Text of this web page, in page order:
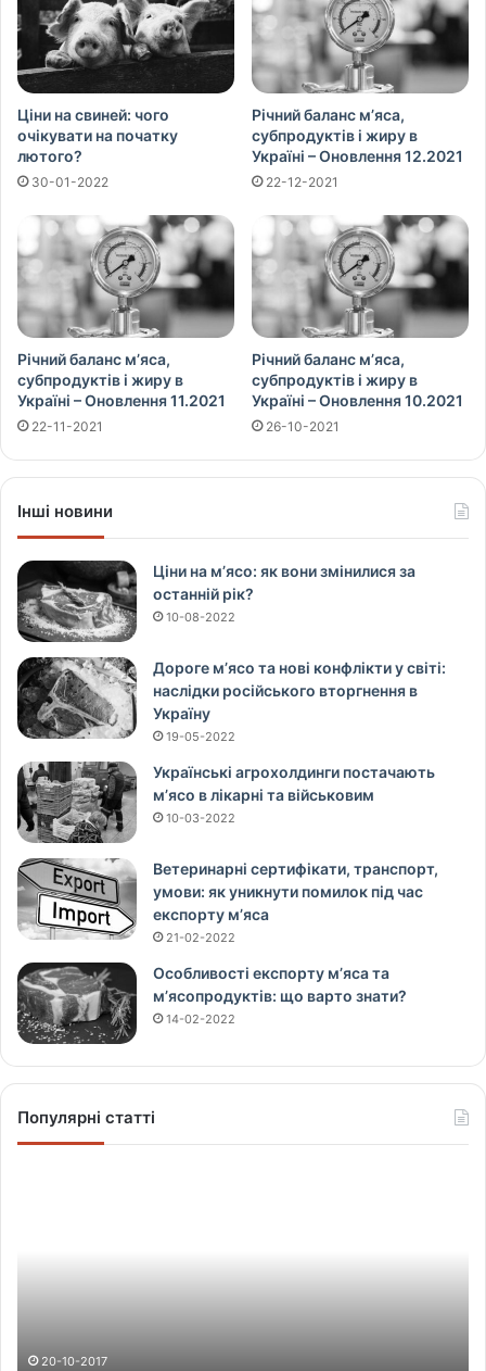
Ціни на свиней: чого
очікувати на початку
лютого?
30-01-2022
Річний баланс м’яса,
субпродуктів і жиру в
Україні – Оновлення 12.2021
22-12-2021
Річний баланс м’яса,
субпродуктів і жиру в
Україні – Оновлення 11.2021
22-11-2021
Річний баланс м’яса,
субпродуктів і жиру в
Україні – Оновлення 10.2021
26-10-2021
Інші новини
Ціни на м’ясо: як вони змінилися за
останній рік?
10-08-2022
Дороге м’ясо та нові конфлікти у світі:
наслідки російського вторгнення в
Україну
19-05-2022
Українські агрохолдинги постачають
м’ясо в лікарні та військовим
10-03-2022
Ветеринарні сертифікати, транспорт,
умови: як уникнути помилок під час
експорту м’яса
21-02-2022
Особливості експорту м’яса та
м’ясопродуктів: що варто знати?
14-02-2022
Популярні статті
20-10-2017